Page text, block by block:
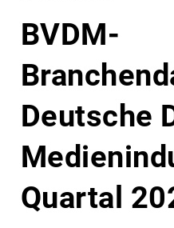
BVDM-
Deutsche
Quartal